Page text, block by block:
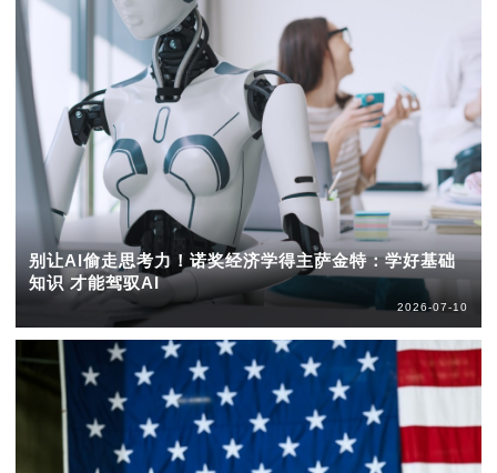
别让AI偷走思考力！诺奖经济学得主萨金特：学好基础
知识 才能驾驭AI
2026-07-10